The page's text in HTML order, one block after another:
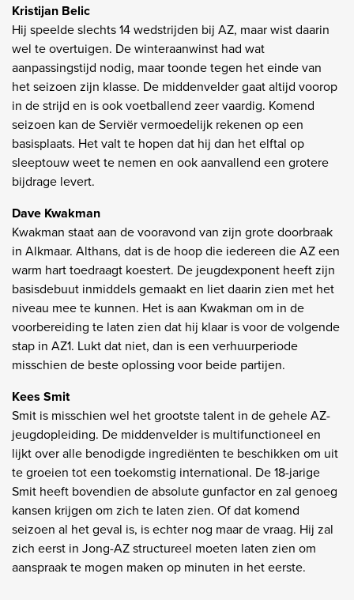
Kristijan Belic
Hij speelde slechts 14 wedstrijden bij AZ, maar wist daarin
wel te overtuigen. De winteraanwinst had wat
aanpassingstijd nodig, maar toonde tegen het einde van
het seizoen zijn klasse. De middenvelder gaat altijd voorop
in de strijd en is ook voetballend zeer vaardig. Komend
seizoen kan de Serviër vermoedelijk rekenen op een
basisplaats. Het valt te hopen dat hij dan het elftal op
sleeptouw weet te nemen en ook aanvallend een grotere
bijdrage levert.
Dave Kwakman
Kwakman staat aan de vooravond van zijn grote doorbraak
in Alkmaar. Althans, dat is de hoop die iedereen die AZ een
warm hart toedraagt koestert. De jeugdexponent heeft zijn
basisdebuut inmiddels gemaakt en liet daarin zien met het
niveau mee te kunnen. Het is aan Kwakman om in de
voorbereiding te laten zien dat hij klaar is voor de volgende
stap in AZ1. Lukt dat niet, dan is een verhuurperiode
misschien de beste oplossing voor beide partijen.
Kees Smit
Smit is misschien wel het grootste talent in de gehele AZ-
jeugdopleiding. De middenvelder is multifunctioneel en
lijkt over alle benodigde ingrediënten te beschikken om uit
te groeien tot een toekomstig international. De 18-jarige
Smit heeft bovendien de absolute gunfactor en zal genoeg
kansen krijgen om zich te laten zien. Of dat komend
seizoen al het geval is, is echter nog maar de vraag. Hij zal
zich eerst in Jong-AZ structureel moeten laten zien om
aanspraak te mogen maken op minuten in het eerste.